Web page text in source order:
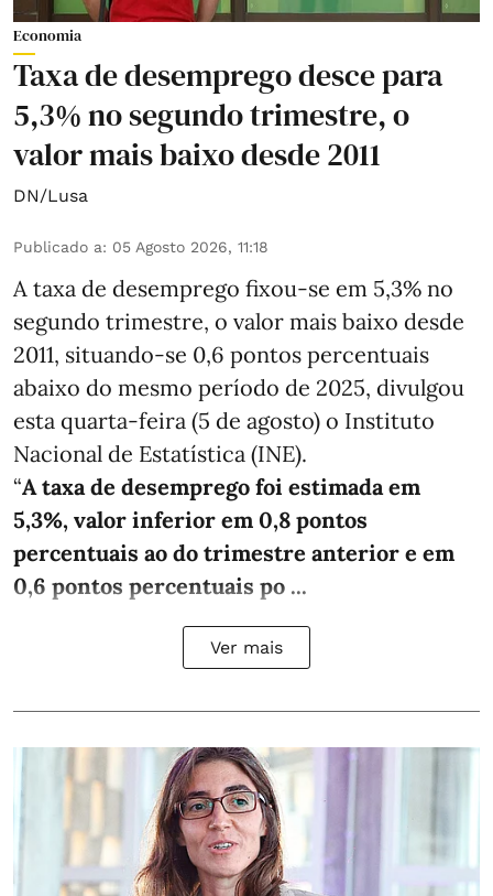
Economia
Taxa de desemprego desce para
5,3% no segundo trimestre, o
valor mais baixo desde 2011
DN/Lusa
Publicado a: 05 Agosto 2026, 11:18
A taxa de desemprego fixou-se em 5,3% no
segundo trimestre, o valor mais baixo desde
2011, situando-se 0,6 pontos percentuais
abaixo do mesmo período de 2025, divulgou
esta quarta-feira (5 de agosto) o Instituto
Nacional de Estatística (INE).
“A taxa de desemprego foi estimada em
5,3%, valor inferior em 0,8 pontos
percentuais ao do trimestre anterior e em
0,6 pontos percentuais po ...
Ver mais